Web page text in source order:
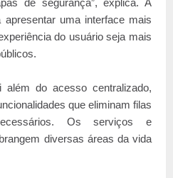
apresentar uma interface mais
do usuário seja mais
do acesso centralizado,
que eliminam filas
Os serviços e
diversas áreas da vida